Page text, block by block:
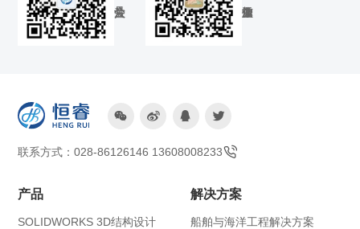
   
联系方式：028-86126146 13608008233
产品
SOLIDWORKS 3D结构设计
解决方案
船舶与海洋工程解决方案